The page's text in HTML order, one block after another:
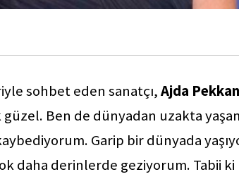
sohbet eden sanatçı,Ajda
güzel. Ben de dünyadan uzakta
Garip bir dünyada
daha derinlerde geziyorum. Tabii